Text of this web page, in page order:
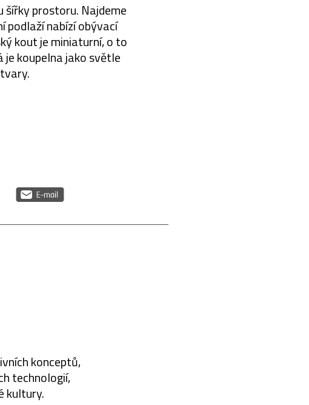
prostoru. Najdeme
podlaží nabízí obývací
kout je miniaturní, o to
koupelna jako světle
konceptů,
technologií,
kultury.